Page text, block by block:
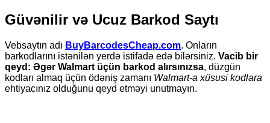
Güvənilir və Ucuz Barkod Saytı
Vebsaytın adı BuyBarcodesCheap.com. Onların
barkodlarını istənilən yerdə istifadə edə bilərsiniz. Vacib bir
qeyd: Əgər Walmart üçün barkod alırsınızsa, düzgün
kodları almaq üçün ödəniş zamanı Walmart-a xüsusi kodlara
ehtiyacınız olduğunu qeyd etməyi unutmayın.